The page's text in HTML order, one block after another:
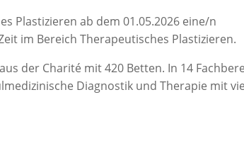
Plastizieren ab dem 01.05.2026 eine/n
im Bereich Therapeutisches Plastizieren.
der Charité mit 420 Betten. In 14
Diagnostik und Therapie mit